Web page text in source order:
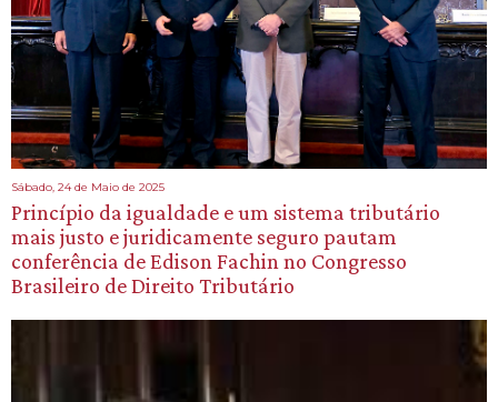
Sábado, 24 de Maio de 2025
Princípio da igualdade e um sistema tributário
mais justo e juridicamente seguro pautam
conferência de Edison Fachin no Congresso
Brasileiro de Direito Tributário